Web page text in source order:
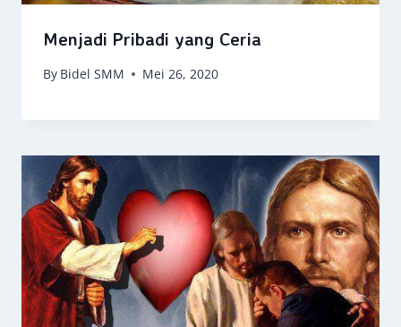
Menjadi Pribadi yang Ceria
By Bidel SMM Mei 26, 2020